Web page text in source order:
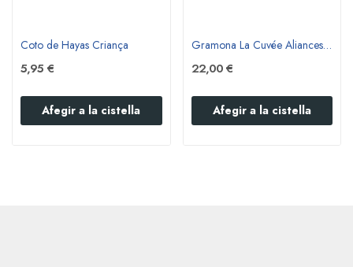
Coto de Hayas Criança
5,95 €
Afegir a la cistella
Gramona La Cuvée Aliances Gran Reserva Brut
22,00 €
Afegir a la cistella